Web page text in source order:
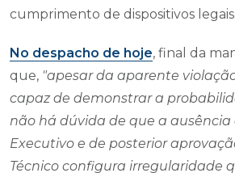
cumprimento de dispositivos
No despacho de hoje, final da
que, "apesar da aparente
capaz de demonstrar a
não há dúvida de que a ausência
Executivo e de posterior
Técnico configura irregularidade